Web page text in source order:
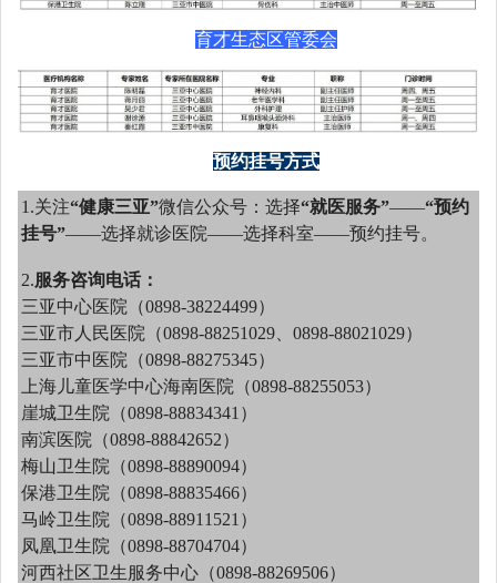
育才生态区管委会
预约挂号方式
1.关注“健康三亚”微信公众号：选择“就医服务”——“预约
挂号”——选择就诊医院——选择科室——预约挂号。
2. 服务咨询电话：
三亚中心医院（0898-38224499）
三亚市人民医院（0898-88251029、0898-88021029）
三亚市中医院（0898-88275345）
上海儿童医学中心海南医院（0898-88255053）
崖城卫生院（0898-88834341）
南滨医院（0898-88842652）
梅山卫生院（0898-88890094）
保港卫生院（0898-88835466）
马岭卫生院（0898-88911521）
凤凰卫生院（0898-88704704）
河西社区卫生服务中心（0898-88269506）